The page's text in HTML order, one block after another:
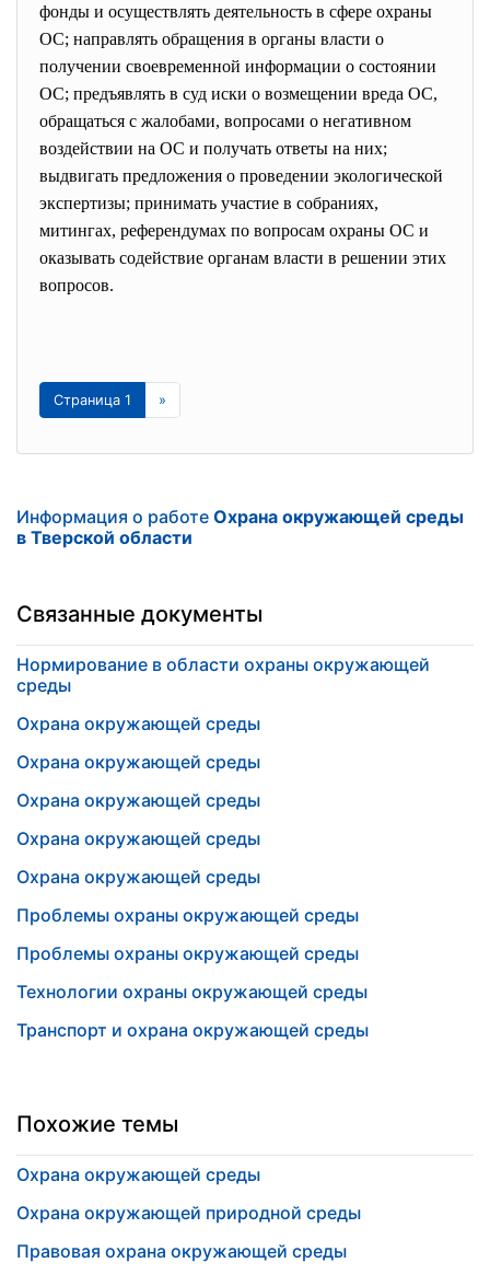
фонды и осуществлять деятельность в сфере охраны
ОС; направлять обращения в органы власти о
получении своевременной информации о состоянии
ОС; предъявлять в суд иски о возмещении вреда ОС,
обращаться с жалобами, вопросами о негативном
воздействии на ОС и получать ответы на них;
выдвигать предложения о проведении экологической
экспертизы; принимать участие в собраниях,
митингах, референдумах по вопросам охраны ОС и
оказывать содействие органам власти в решении этих
вопросов.
Страница 1 »
Информация о работе Охрана окружающей среды
в Тверской области
Связанные документы
Нормирование в области охраны окружающей
среды
Охрана окружающей среды
Охрана окружающей среды
Охрана окружающей среды
Охрана окружающей среды
Охрана окружающей среды
Проблемы охраны окружающей среды
Проблемы охраны окружающей среды
Технологии охраны окружающей среды
Транспорт и охрана окружающей среды
Похожие темы
Охрана окружающей среды
Охрана окружающей природной среды
Правовая охрана окружающей среды